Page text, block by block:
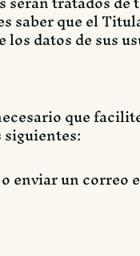
que el
datos de sus
que
enviar un correo